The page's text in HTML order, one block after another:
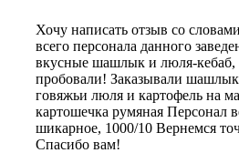
Хочу написать отзыв со
всего персонала данного
вкусные шашлык и люля-кебаб,
пробовали! Заказывали
говяжьи люля и картофель на
картошечка румяная Персонал
шикарное, 1000/10 Вернемся
Спасибо вам!